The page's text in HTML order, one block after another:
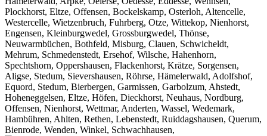
Plockhorst, Eltze, Offensen, Bockelskamp, Osterloh, Altencelle,
Westercelle, Wietzenbruch, Fuhrberg, Otze, Wittekop, Nienhorst,
Engensen, Kleinburgwedel, Grossburgwedel, Thönse,
Neuwarmbüchen, Bothfeld, Misburg, Clauen, Schwicheldt,
Mehrum, Schmedenstedt, Ersehof, Wilsche, Hahenhorn,
Spechtshorn, Oppershausen, Flackenhorst, Krätze, Sorgensen,
Aligse, Stedum, Sievershausen, Röhrse, Hämelerwald, Adolfshof,
Equord, Stedum, Bierbergen, Garmissen, Garbolzum, Ahstedt,
Hoheneggelsen, Eltze, Höfen, Dieckhorst, Neuhaus, Nordburg,
Offensen, Nienhorst, Wettmar, Anderten, Wassel, Wedemark,
Hambühren, Ahlten, Rethen, Lebenstedt, Ruiddagshausen, Querum,
Bienrode, Wenden, Winkel, Schwachhausen,